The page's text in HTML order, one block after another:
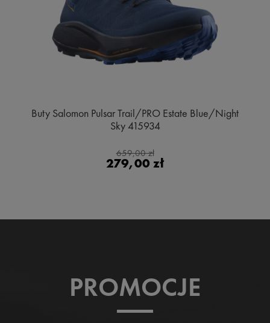
Buty Salomon Pulsar Trail/PRO Estate Blue/Night
Sky 415934
659,00 zł
279,00 zł
PROMOCJE